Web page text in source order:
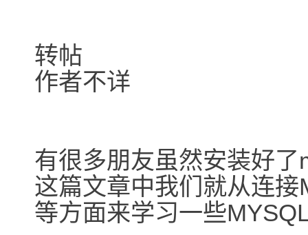
转帖
作者不详
有很多朋友虽然安装好
这篇文章中我们就从连
等方面来学习一些